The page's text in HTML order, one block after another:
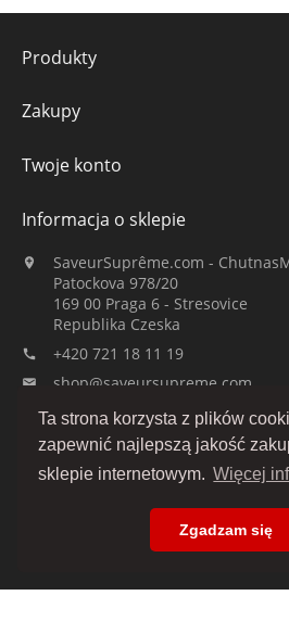
Ta strona korzysta z plików
zapewnić najlepszą jakość
sklepie internetowym. Więcej
Zgadzam się
Produkty
Zakupy
Twoje konto
Informacja o sklepie

SaveurSuprême.com -
Patockova 978/20
169 00 Praga 6 - Stresovice
Republika Czeska
 +420 721 18 11 19
 shop@saveursupreme.com
Obserwuj